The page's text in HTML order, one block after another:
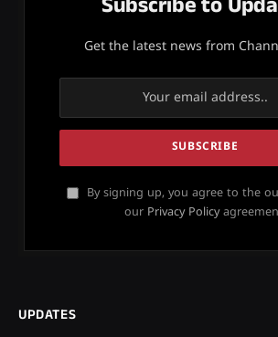
Get the latest news from
By signing up, you agree to the
our Privacy Policy
UPDATES